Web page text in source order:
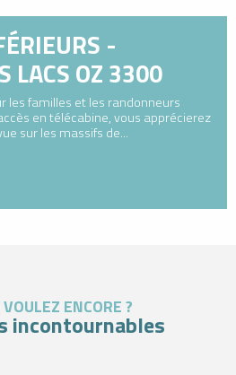
-
LACS OZ 3300
les familles et les randonneurs
en télécabine, vous apprécierez
sur les massifs de...
ENCORE ?
incontournables